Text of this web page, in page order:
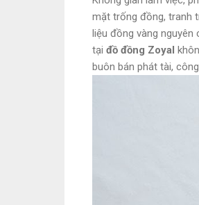
mặt trống đồng, tranh
liệu đồng vàng
tại đồ đồng Zoyal
buôn bán phát tài,